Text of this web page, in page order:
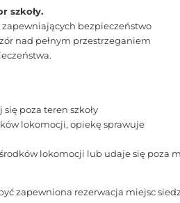
szkoły.
bezpieczeństwo
nad pełnym przestrzeganiem
poza teren szkoły
lokomocji, opiekę sprawuje
lokomocji lub udaje się poza
zapewniona rezerwacja miejsc